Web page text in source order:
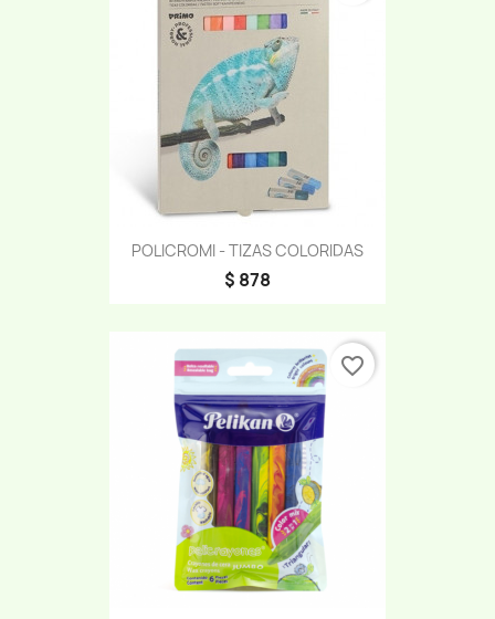
POLICROMI - TIZAS COLORIDAS
$ 878
favorite_border